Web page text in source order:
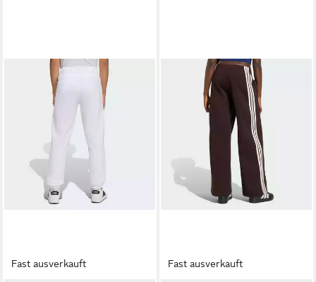
Fast ausverkauft Fast ausverkauft